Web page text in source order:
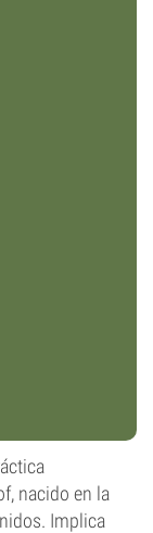
nacido en la
Implica